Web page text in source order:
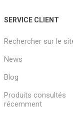
SERVICE CLIENT
Rechercher sur le
News
Blog
Produits consultés
récemment